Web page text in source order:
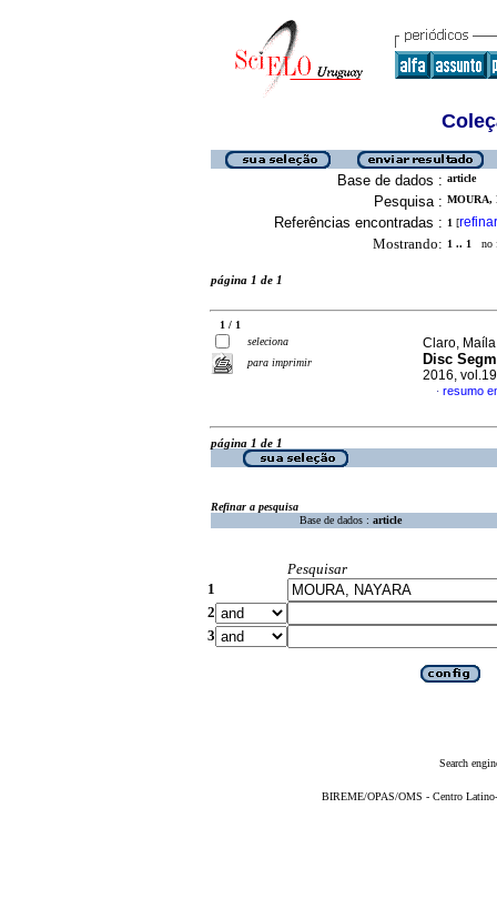
Base de dados : article
Pesquisa : MOURA,
Referências encontradas : 1 [refinar
Mostrando: 1 .. 1 no
página 1 de 1
1 / 1
seleciona
para imprimir
Claro,
Disc
2016,
· resumo
página 1 de 1
Refinar a pesquisa
Base de dados : article
Pesquisar
1
2
3
Search
BIREME/OPAS/OMS - Centro Latino-